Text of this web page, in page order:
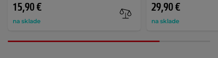
15,90 €
na sklade
29,90 €
na sklade